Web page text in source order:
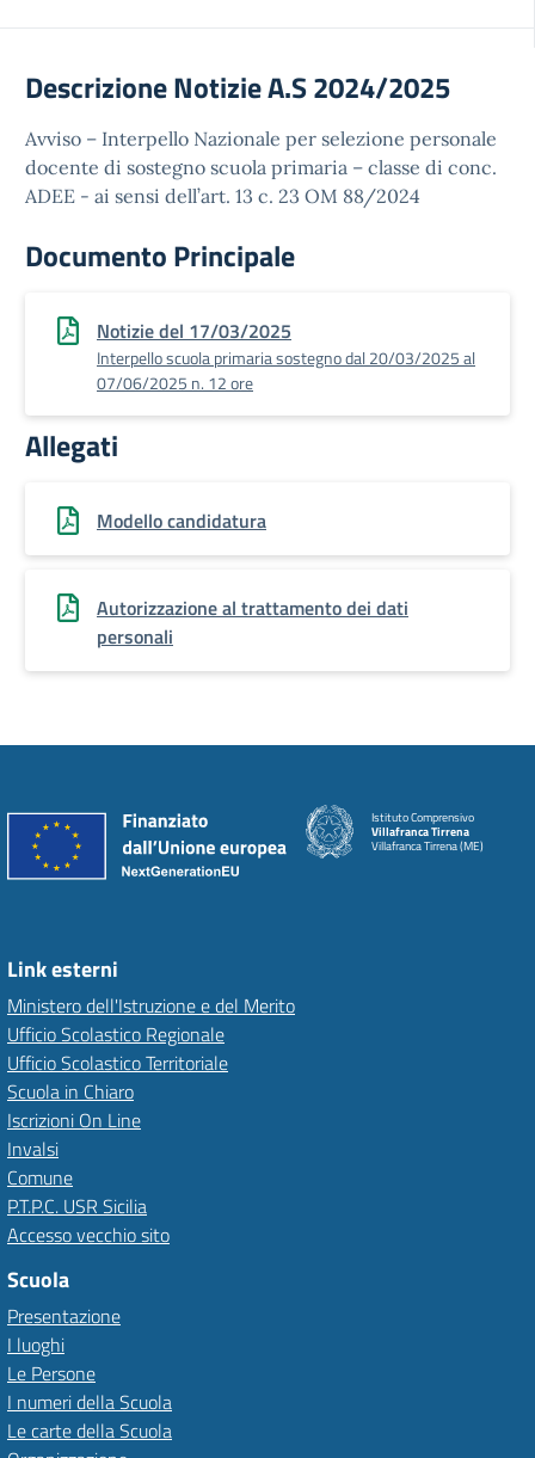
Descrizione Notizie A.S 2024/2025
Avviso – Interpello Nazionale per selezione personale
docente di sostegno scuola primaria – classe di conc.
ADEE - ai sensi dell’art. 13 c. 23 OM 88/2024
Documento Principale
Notizie del 17/03/2025
Interpello scuola primaria sostegno dal 20/03/2025 al
07/06/2025 n. 12 ore
Allegati
Modello candidatura
Autorizzazione al trattamento dei dati
personali
Istituto Comprensivo
Villafranca Tirrena
Villafranca Tirrena (ME)
Link esterni
Ministero dell'Istruzione e del Merito
Ufficio Scolastico Regionale
Ufficio Scolastico Territoriale
Scuola in Chiaro
Iscrizioni On Line
Invalsi
Comune
P.T.P.C. USR Sicilia
Accesso vecchio sito
Scuola
Presentazione
I luoghi
Le Persone
I numeri della Scuola
Le carte della Scuola